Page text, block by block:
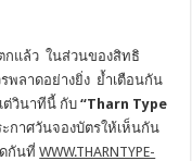
กแล้ว ในส่วนของสิทธิ
พลาดอย่างยิ่ง ย้ำเตือนกัน
ต่วินาทีนี้ กับ“Tharn Type
ะกาศวันจองบัตรให้เห็นกัน
ดกันที่WWW.THARNTYPE-